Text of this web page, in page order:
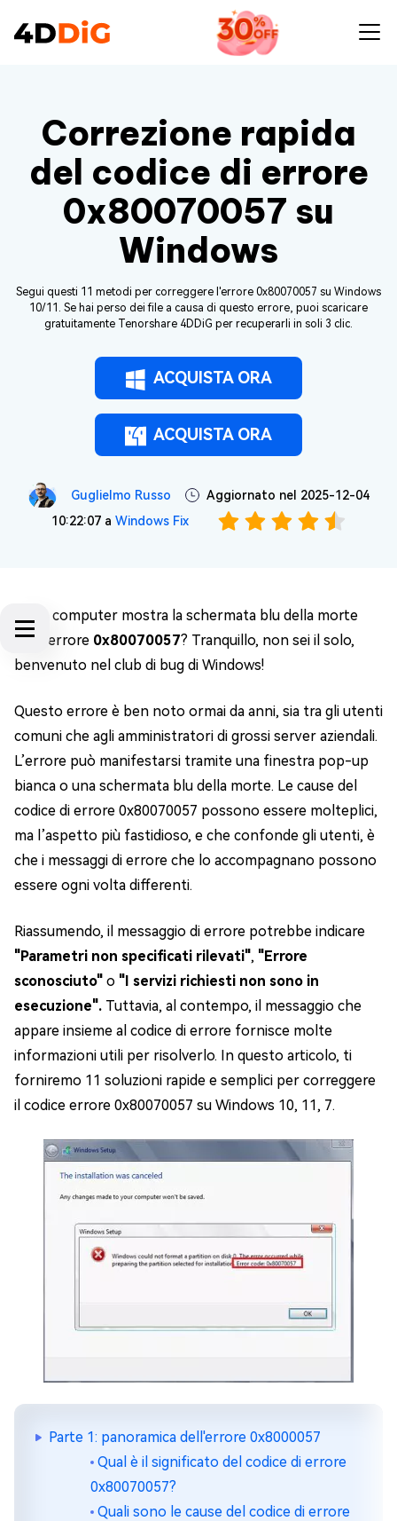
Correzione rapida
del codice di errore
0x80070057 su
Windows
Segui questi 11 metodi per correggere l'errore 0x80070057 su Windows
10/11. Se hai perso dei file a causa di questo errore, puoi scaricare
gratuitamente Tenorshare 4DDiG per recuperarli in soli 3 clic.
ACQUISTA ORA
ACQUISTA ORA
Guglielmo Russo
Aggiornato nel 2025-12-04
10:22:07 a Windows Fix
Il tuo computer mostra la schermata blu della morte
con l'errore 0x80070057? Tranquillo, non sei il solo,
benvenuto nel club di bug di Windows!
Questo errore è ben noto ormai da anni, sia tra gli utenti
comuni che agli amministratori di grossi server aziendali.
L’errore può manifestarsi tramite una finestra pop-up
bianca o una schermata blu della morte. Le cause del
codice di errore 0x80070057 possono essere molteplici,
ma l’aspetto più fastidioso, e che confonde gli utenti, è
che i messaggi di errore che lo accompagnano possono
essere ogni volta differenti.
Riassumendo, il messaggio di errore potrebbe indicare
"Parametri non specificati rilevati", "Errore
sconosciuto" o "I servizi richiesti non sono in
esecuzione". Tuttavia, al contempo, il messaggio che
appare insieme al codice di errore fornisce molte
informazioni utili per risolverlo. In questo articolo, ti
forniremo 11 soluzioni rapide e semplici per correggere
il codice errore 0x80070057 su Windows 10, 11, 7.
Parte 1: panoramica dell'errore 0x8000057
Qual è il significato del codice di errore
0x80070057?
Quali sono le cause del codice di errore